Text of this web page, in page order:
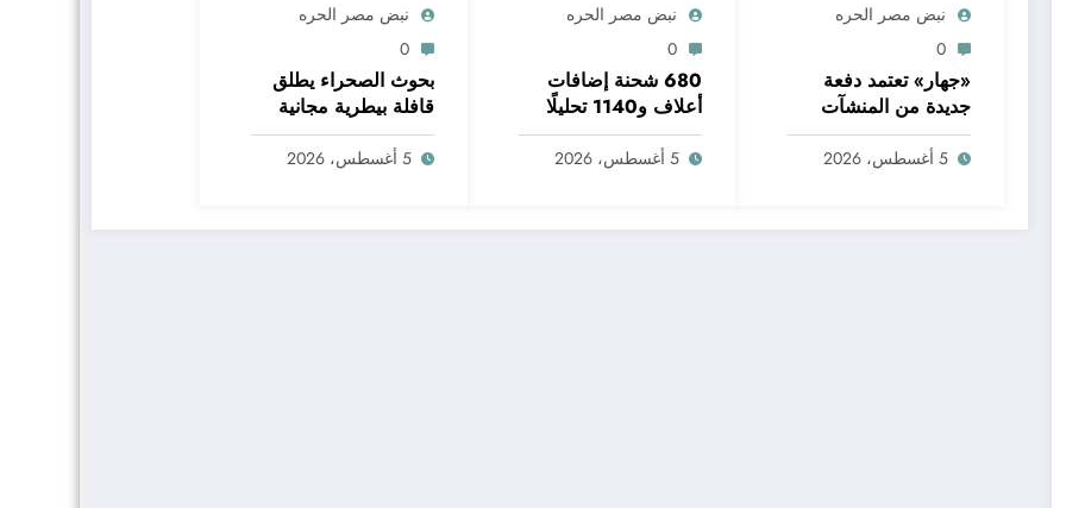
نبض مصر الحره
0
«جهار» تعتمد دفعة
جديدة من المنشآت
الصحية في 10
محافظات.. واعتماد
قرارات اللجنة العليا
5 أغسطس، 2026
نبض مصر الحره
0
680 شحنة إضافات
أعلاف و1140 تحليلًا
معمليًا خلال يوليو..
«الإقليمي للأغذية
الغذاء
5 أغسطس، 2026
نبض مصر الحره
0
بحوث الصحراء يطلق
قافلة بيطرية مجانية
بالمغرة لدعم المربين
وحماية الثروة الحيوانية
5 أغسطس، 2026